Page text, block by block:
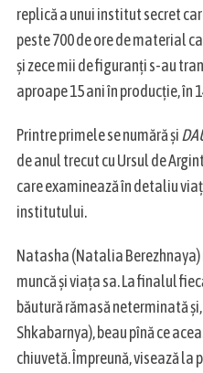
replică a unui institut secret
peste 700 de ore de material
și zece mii de figuranți s-au
aproape 15 ani în producție, în
Printre primele se numără și
de anul trecut cu Ursul de
care examinează în detaliu
institutului.
Natasha (Natalia
muncă și viața sa. La finalul
băutură rămasă neterminată
Shkabarnya), beau pînă ce
chiuvetă. Împreună, visează la